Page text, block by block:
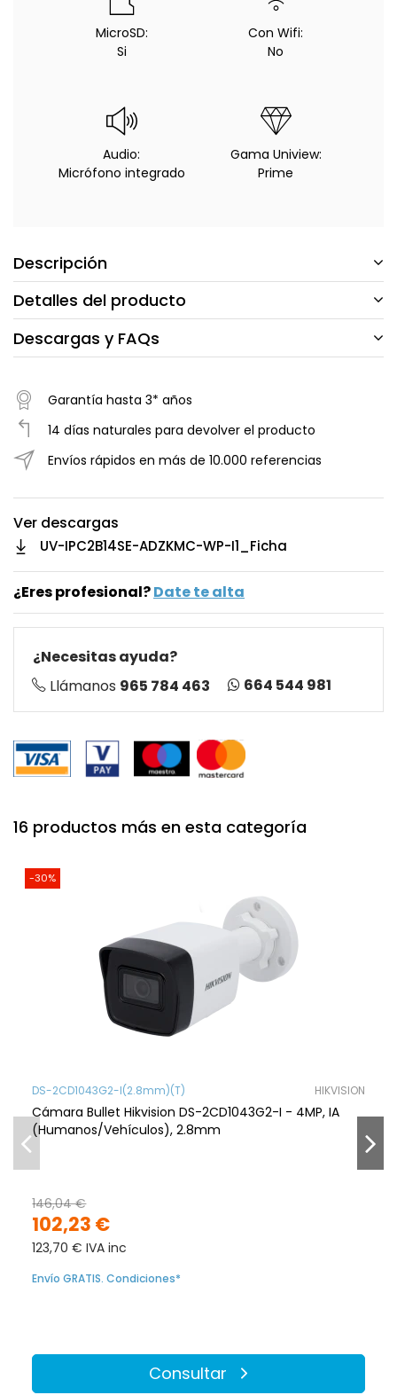
MicroSD:
Si
Con Wifi:
No
Audio:
Micrófono integrado
Gama Uniview:
Prime
Descripción
Detalles del producto
Descargas y FAQs
Garantía hasta 3* años
14 días naturales para devolver el producto
Envíos rápidos en más de 10.000 referencias
Ver descargas
UV-IPC2B14SE-ADZKMC-WP-I1_Ficha
¿Eres profesional?Date te alta
¿Necesitas ayuda?
Llámanos 965 784 463 664 544 981
16 productos más en esta categoría
-30%
DS-2CD1043G2-I(2.8mm)(T) HIKVISION
Cámara Bullet Hikvision DS-2CD1043G2-I - 4MP, IA
(Humanos/Vehículos), 2.8mm
102,23 €
146,04 €
123,70 € IVA inc
Envío GRATIS. Condiciones*
Consultar